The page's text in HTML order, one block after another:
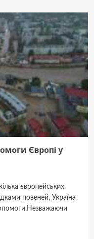
Європі у
європейських
повеней, Україна